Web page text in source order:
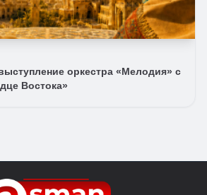
оркестра «Мелодия» с
Востока»